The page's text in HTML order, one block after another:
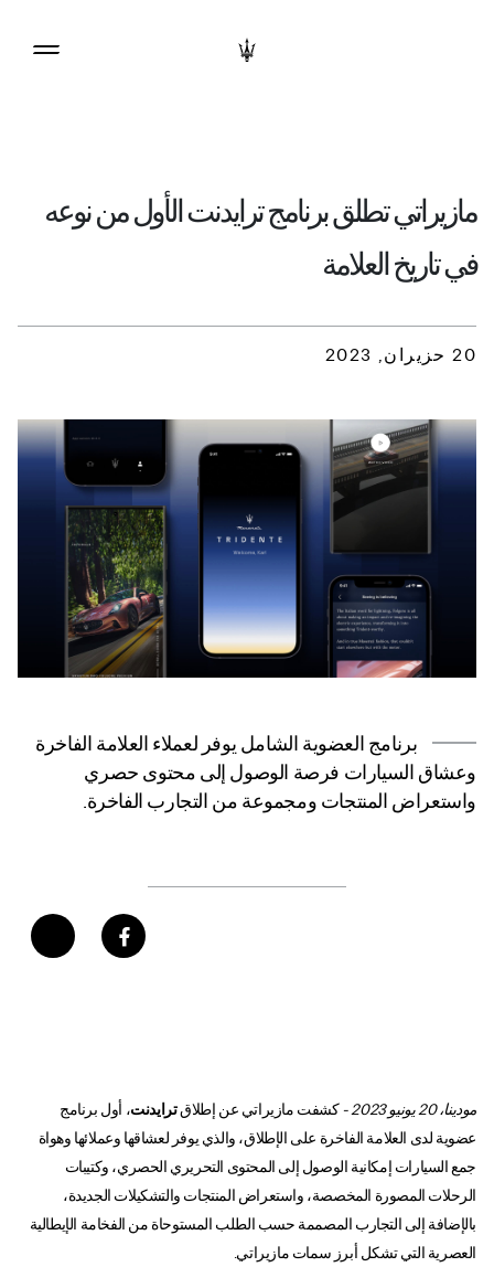
مازيراتي تطلق برنامج ترايدنت الأول من نوعه
في تاريخ العلامة
20 حزيران, 2023
برنامج العضوية الشامل يوفر لعملاء العلامة الفاخرة
وعشاق السيارات فرصة الوصول إلى محتوى حصري
واستعراض المنتجات ومجموعة من التجارب الفاخرة.
مودينا، 20 يونيو 2023 - كشفت مازيراتي عن إطلاقترايدنت، أول برنامج
عضوية لدى العلامة الفاخرة على الإطلاق، والذي يوفر لعشاقها وعملائها وهواة
جمع السيارات إمكانية الوصول إلى المحتوى التحريري الحصري، وكتيبات
الرحلات المصورة المخصصة، واستعراض المنتجات والتشكيلات الجديدة،
بالإضافة إلى التجارب المصممة حسب الطلب المستوحاة من الفخامة الإيطالية
العصرية التي تشكل أبرز سمات مازيراتي.